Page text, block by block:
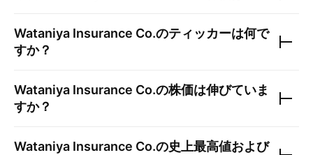
Wataniya Insurance Co.のティッカーは何で
すか？
Wataniya Insurance Co.の株価は伸びていま
すか？
Wataniya Insurance Co.の史上最高値および